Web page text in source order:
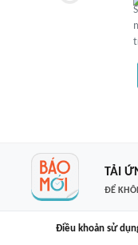
TẢI
ĐỂ
Điều khoản sử